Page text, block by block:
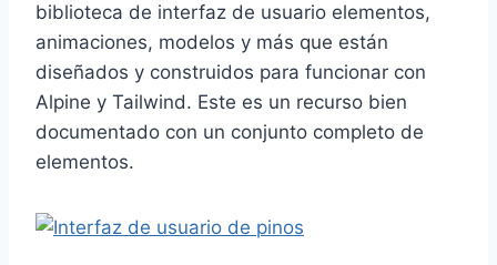
biblioteca de interfaz de usuario elementos,
animaciones, modelos y más que están
diseñados y construidos para funcionar con
Alpine y Tailwind. Este es un recurso bien
documentado con un conjunto completo de
elementos.